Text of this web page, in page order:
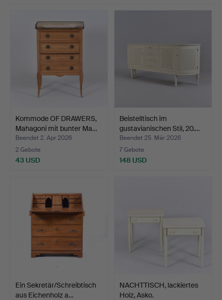
Kommode OF DRAWERS,
Mahagoni mit bunter Ma…
Beendet 2. Apr 2026
2 Gebote
43 USD
Beistelltisch im
gustavianischen Stil, 20.…
Beendet 25. Mär 2026
7 Gebote
148 USD
Ein Sekretär/Schreibtisch
aus Eichenholz a…
NACHTTISCH, lackiertes
Holz, Asko.